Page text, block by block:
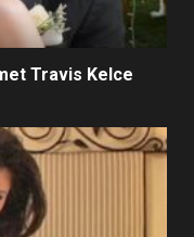
Travis Kelce